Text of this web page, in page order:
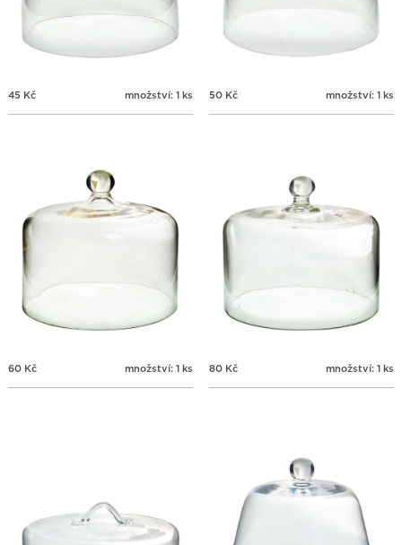
45 Kč množství: 1 ks 50 Kč množství: 1 ks
60 Kč množství: 1 ks 80 Kč množství: 1 ks